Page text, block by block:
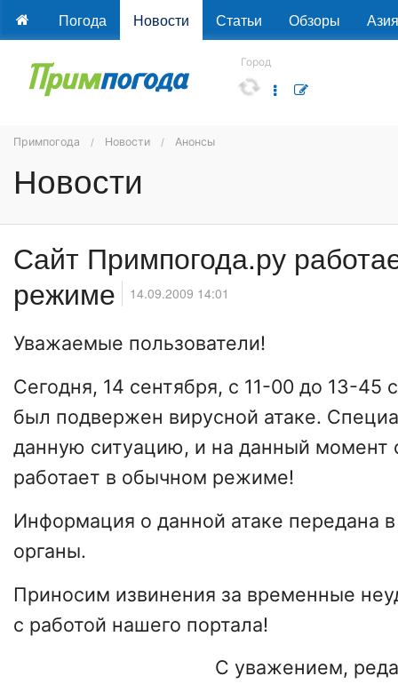
Погода Новости Статьи Обзоры Азия
Город
Примпогода Новости Анонсы
Новости
Сайт Примпогода.ру
режиме
14.09.2009 14:01
Уважаемые пользователи!
Сегодня, 14 сентября, с 11-00 до 13-45
был подвержен вирусной атаке.
данную ситуацию, и на данный момент
работает в обычном режиме!
Информация о данной атаке передана
органы.
Приносим извинения за временные
с работой нашего портала!
С уважением,